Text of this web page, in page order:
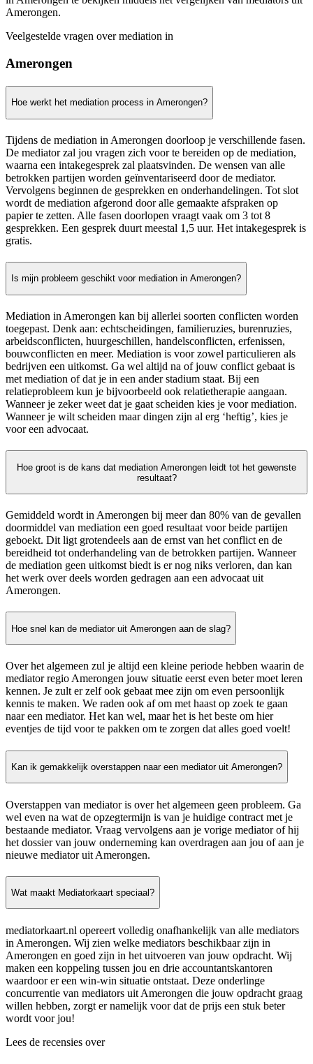
Amerongen.
Veelgestelde vragen over mediation in
Amerongen
Hoe werkt het mediation process in Amerongen?
Tijdens de mediation in Amerongen doorloop je verschillende fasen.
De mediator zal jou vragen zich voor te bereiden op de mediation,
waarna een intakegesprek zal plaatsvinden. De wensen van alle
betrokken partijen worden geïnventariseerd door de mediator.
Vervolgens beginnen de gesprekken en onderhandelingen. Tot slot
wordt de mediation afgerond door alle gemaakte afspraken op
papier te zetten. Alle fasen doorlopen vraagt vaak om 3 tot 8
gesprekken. Een gesprek duurt meestal 1,5 uur. Het intakegesprek is
gratis.
Is mijn probleem geschikt voor mediation in Amerongen?
Mediation in Amerongen kan bij allerlei soorten conflicten worden
toegepast. Denk aan: echtscheidingen, familieruzies, burenruzies,
arbeidsconflicten, huurgeschillen, handelsconflicten, erfenissen,
bouwconflicten en meer. Mediation is voor zowel particulieren als
bedrijven een uitkomst. Ga wel altijd na of jouw conflict gebaat is
met mediation of dat je in een ander stadium staat. Bij een
relatieprobleem kun je bijvoorbeeld ook relatietherapie aangaan.
Wanneer je zeker weet dat je gaat scheiden kies je voor mediation.
Wanneer je wilt scheiden maar dingen zijn al erg ‘heftig’, kies je
voor een advocaat.
Hoe groot is de kans dat mediation Amerongen leidt tot het gewenste
resultaat?
Gemiddeld wordt in Amerongen bij meer dan 80% van de gevallen
doormiddel van mediation een goed resultaat voor beide partijen
geboekt. Dit ligt grotendeels aan de ernst van het conflict en de
bereidheid tot onderhandeling van de betrokken partijen. Wanneer
de mediation geen uitkomst biedt is er nog niks verloren, dan kan
het werk over deels worden gedragen aan een advocaat uit
Amerongen.
Hoe snel kan de mediator uit Amerongen aan de slag?
Over het algemeen zul je altijd een kleine periode hebben waarin de
mediator regio Amerongen jouw situatie eerst even beter moet leren
kennen. Je zult er zelf ook gebaat mee zijn om even persoonlijk
kennis te maken. We raden ook af om met haast op zoek te gaan
naar een mediator. Het kan wel, maar het is het beste om hier
eventjes de tijd voor te pakken om te zorgen dat alles goed voelt!
Kan ik gemakkelijk overstappen naar een mediator uit Amerongen?
Overstappen van mediator is over het algemeen geen probleem. Ga
wel even na wat de opzegtermijn is van je huidige contract met je
bestaande mediator. Vraag vervolgens aan je vorige mediator of hij
het dossier van jouw onderneming kan overdragen aan jou of aan je
nieuwe mediator uit Amerongen.
Wat maakt Mediatorkaart speciaal?
mediatorkaart.nl opereert volledig onafhankelijk van alle mediators
in Amerongen. Wij zien welke mediators beschikbaar zijn in
Amerongen en goed zijn in het uitvoeren van jouw opdracht. Wij
maken een koppeling tussen jou en drie accountantskantoren
waardoor er een win-win situatie ontstaat. Deze onderlinge
concurrentie van mediators uit Amerongen die jouw opdracht graag
willen hebben, zorgt er namelijk voor dat de prijs een stuk beter
wordt voor jou!
Lees de recensies over